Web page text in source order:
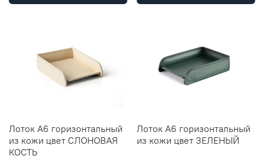
Лоток А6 горизонтальный
из кожи цвет СЛОНОВАЯ
КОСТЬ
Лоток А6 горизонтальный
из кожи цвет ЗЕЛЕНЫЙ